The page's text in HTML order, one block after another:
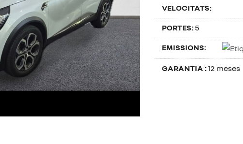
VELOCITATS:
PORTES: 5
EMISSIONS:
GARANTIA :12 meses